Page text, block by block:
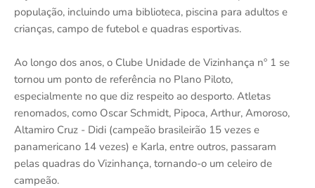
população, incluindo uma biblioteca, piscina para adultos e
crianças, campo de futebol e quadras esportivas.
Ao longo dos anos, o Clube Unidade de Vizinhança nº 1 se
tornou um ponto de referência no Plano Piloto,
especialmente no que diz respeito ao desporto. Atletas
renomados, como Oscar Schmidt, Pipoca, Arthur, Amoroso,
Altamiro Cruz - Didi (campeão brasileirão 15 vezes e
panamericano 14 vezes) e Karla, entre outros, passaram
pelas quadras do Vizinhança, tornando-o um celeiro de
campeão.